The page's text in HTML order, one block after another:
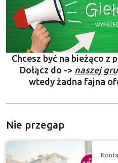
Chcesz być na bieżąco z
Dołącz do -> naszej
wtedy żadna fajna
Nie przegap